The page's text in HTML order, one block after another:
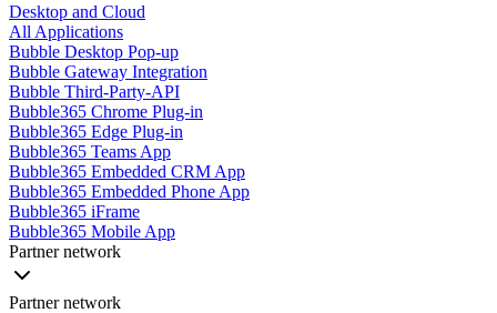
Desktop and Cloud
All Applications
Bubble Desktop Pop-up
Bubble Gateway Integration
Bubble Third-Party-API
Bubble365 Chrome Plug-in
Bubble365 Edge Plug-in
Bubble365 Teams App
Bubble365 Embedded CRM App
Bubble365 Embedded Phone App
Bubble365 iFrame
Bubble365 Mobile App
Partner network
Partner network